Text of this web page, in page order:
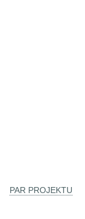
PAR PROJEKTU